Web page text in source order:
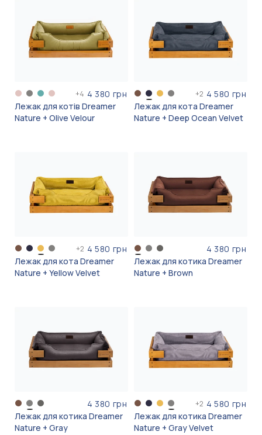
+4 4 380 грн
Лежак для котів Dreamer
Nature + Olive Velour
+2 4 580 грн
Лежак для кота Dreamer
Nature + Deep Ocean Velvet
+2 4 580 грн
Лежак для кота Dreamer
Nature + Yellow Velvet
4 380 грн
Лежак для котика Dreamer
Nature + Brown
4 380 грн
Лежак для котика Dreamer
Nature + Gray
+2 4 580 грн
Лежак для котика Dreamer
Nature + Gray Velvet